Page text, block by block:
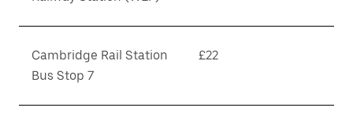
Cambridge Rail Station
Bus Stop 7
£22